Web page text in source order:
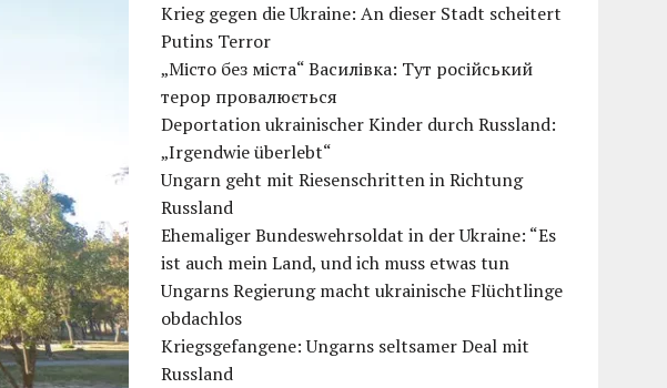
Krieg gegen die Ukraine: An dieser Stadt scheitert
Putins Terror
„Місто без міста“ Василівка: Тут російський
терор провалюється
Deportation ukrainischer Kinder durch Russland:
„Irgendwie überlebt“
Ungarn geht mit Riesenschritten in Richtung
Russland
Ehemaliger Bundeswehrsoldat in der Ukraine: “Es
ist auch mein Land, und ich muss etwas tun
Ungarns Regierung macht ukrainische Flüchtlinge
obdachlos
Kriegsgefangene: Ungarns seltsamer Deal mit
Russland